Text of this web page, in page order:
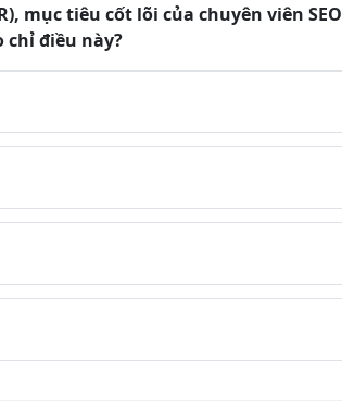
mục tiêu cốt lõi của chuyên viên SEO
điều này?